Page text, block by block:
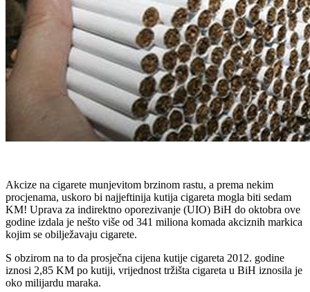
Akcize na cigarete munjevitom brzinom rastu, a prema nekim
procjenama, uskoro bi najjeftinija kutija cigareta mogla biti sedam
KM! Uprava za indirektno oporezivanje (UIO) BiH do oktobra ove
godine izdala je nešto više od 341 miliona komada akciznih markica
kojim se obilježavaju cigarete.
S obzirom na to da prosječna cijena kutije cigareta 2012. godine
iznosi 2,85 KM po kutiji, vrijednost tržišta cigareta u BiH iznosila je
oko milijardu maraka.